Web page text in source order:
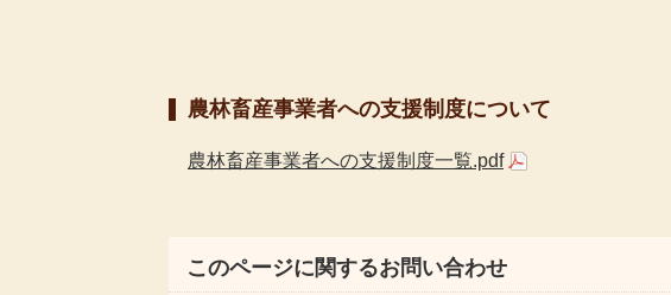
農林畜産事業者への支援制度について
農林畜産事業者への支援制度一覧.pdf
このページに関するお問い合わせ